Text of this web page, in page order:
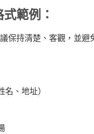
範例：
保持清楚、客觀，並
、地址）